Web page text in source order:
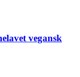
vegansk